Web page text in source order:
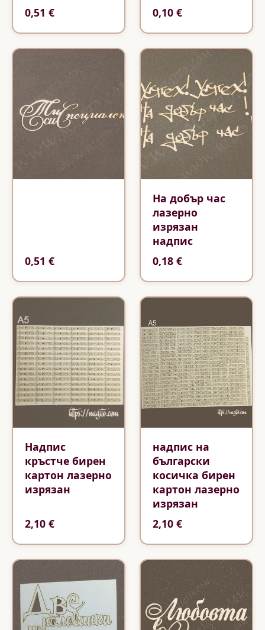
0,51 €
0,10 €
0,51 €
На добър час
лазерно
изрязан
надпис
0,18 €
Надпис
кръстче бирен
картон лазерно
изрязан
2,10 €
надпис на
български
косичка бирен
картон лазерно
изрязан
2,10 €